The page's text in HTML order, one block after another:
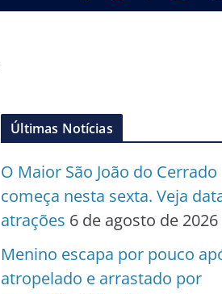
Últimas Notícias
O Maior São João do Cerrado
começa nesta sexta. Veja
atrações 6 de agosto de 2026
Menino escapa por pouco
atropelado e arrastado por